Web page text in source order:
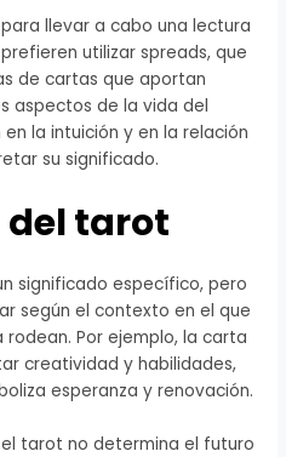
llevar a cabo una lectura
utilizar spreads, que
de cartas que aportan
aspectos de la vida del
la intuición y en la relación
su significado.
del tarot
significado específico, pero
según el contexto en el que
Por ejemplo, la carta
creatividad y habilidades,
esperanza y renovación.
tarot no determina el futuro